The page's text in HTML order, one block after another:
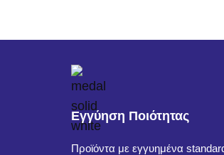
Εγγύηση Ποιότητας
Προϊόντα με εγγυημένα